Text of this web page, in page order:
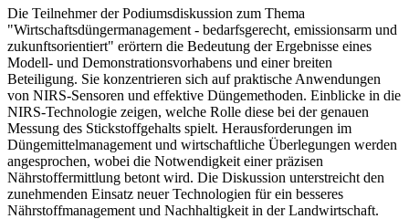
Die Teilnehmer der Podiumsdiskussion zum Thema
"Wirtschaftsdüngermanagement - bedarfsgerecht, emissionsarm und
zukunftsorientiert" erörtern die Bedeutung der Ergebnisse eines
Modell- und Demonstrationsvorhabens und einer breiten
Beteiligung. Sie konzentrieren sich auf praktische Anwendungen
von NIRS-Sensoren und effektive Düngemethoden. Einblicke in die
NIRS-Technologie zeigen, welche Rolle diese bei der genauen
Messung des Stickstoffgehalts spielt. Herausforderungen im
Düngemittelmanagement und wirtschaftliche Überlegungen werden
angesprochen, wobei die Notwendigkeit einer präzisen
Nährstoffermittlung betont wird. Die Diskussion unterstreicht den
zunehmenden Einsatz neuer Technologien für ein besseres
Nährstoffmanagement und Nachhaltigkeit in der Landwirtschaft.